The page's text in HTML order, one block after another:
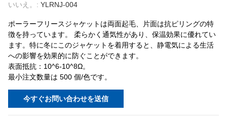
いいえ。: YLRNJ-004
ポーラーフリースジャケットは両面起毛、片面は抗ピリングの特
徴を持っています。 柔らかく通気性があり、保温効果に優れてい
ます。特に冬にこのジャケットを着用すると、静電気による生活
への影響を効果的に防ぐことができます。
表面抵抗：10^6-10^8Ω。
最小注文数量は 500 個/色です。
今すぐお問い合わせを送信